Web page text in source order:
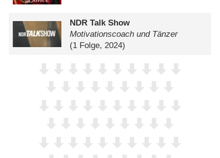
NDR Talk Show
Motivationscoach und Tänzer
(1 Folge, 2024)